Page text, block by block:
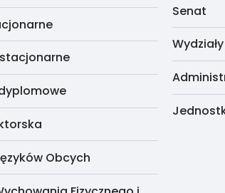
Obcych
Senat
Wydziały